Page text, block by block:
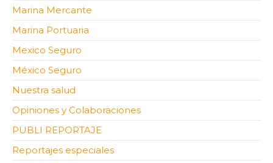
Marina Mercante
Marina Portuaria
Mexico Seguro
México Seguro
Nuestra salud
Opiniones y Colaboraciones
PUBLI REPORTAJE
Reportajes especiales